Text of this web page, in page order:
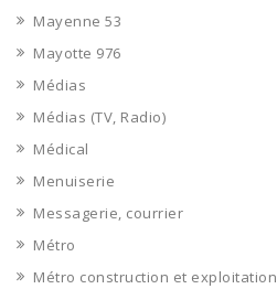
Mayenne 53
Mayotte 976
Médias
Médias (TV, Radio)
Médical
Menuiserie
Messagerie, courrier
Métro
Métro construction et exploitation